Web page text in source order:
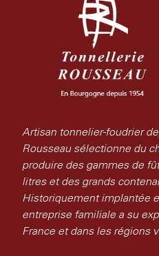
Artisan tonnelier-foudrier
Rousseau sélectionne du
produire des gammes de
litres et des grands
Historiquement implantée
entreprise familiale a su
France et dans les régions